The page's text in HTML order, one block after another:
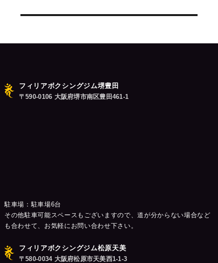
ン
フィリアボクシングジム堺豊田
〒590-0106 大阪府堺市南区豊田461-1
駐車場：駐車場6台
その他駐車可能スペースもございますので、道が分からない場合など
も合わせて、お気軽にお問い合わせ下さい。
フィリアボクシングジム松原天美
〒580-0034 大阪府松原市天美西1-1-3